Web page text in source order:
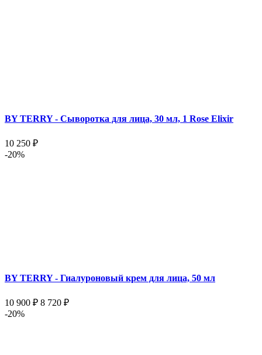
BY TERRY - Сыворотка для лица, 30 мл, 1 Rose Elixir
10 250 ₽
-20%
BY TERRY - Гиалуроновый крем для лица, 50 мл
10 900 ₽ 8 720 ₽
-20%